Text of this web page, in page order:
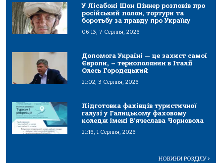
У Лісабоні Шон Піннер розповів про
російський полон, тортури та
боротьбу за правду про Україну
06:13, 7 Серпня, 2026
Допомога Україні — це захист самої
Європи, – тернополянин в Італії
Олесь Городецький
21:02, 3 Серпня, 2026
Підготовка фахівців туристичної
галузі у Галицькому фаховому
коледж імені В’ячеслава Чорновола
21:16, 1 Серпня, 2026
НОВИНИ РОЗДІЛУ>